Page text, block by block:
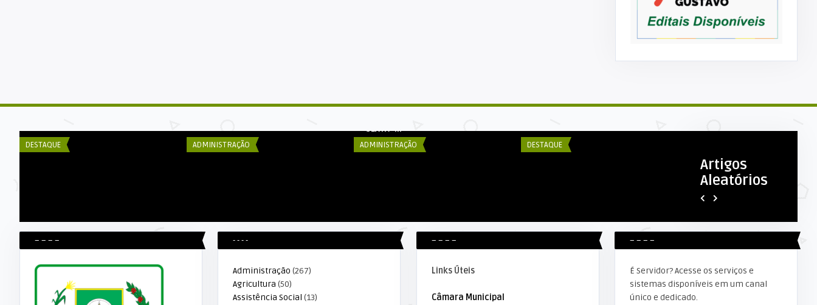
Artigos
Aleatórios
DESTAQUE
Prefeitura aguarda chegada de
ADMINISTRAÇÃO
DIA 28 DE OUTUBRO — DIA DO
ADMINISTRAÇÃO
JUNTA MILITAR REALIZOU
SEXTA- ...
DESTAQUE
Prefeitura realiza mutirão contra
SAAE – orienta sobre
– – – – - - - -
Administração (267)
Agricultura (50)
Assistência Social (13)
– – – –
Links Úteis
Câmara Municipal
– – – –
É Servidor? Acesse os serviços e
sistemas disponíveis em um canal
único e dedicado.